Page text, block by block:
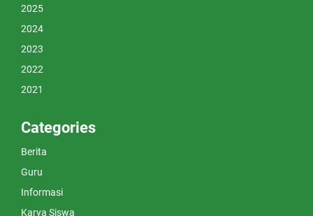
2025
2024
2023
2022
2021
Categories
Berita
Guru
Informasi
Karya Siswa